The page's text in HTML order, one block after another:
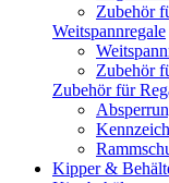
Zubehör
Weitspannregale
Zubehör
Zubehör für
Kipper &